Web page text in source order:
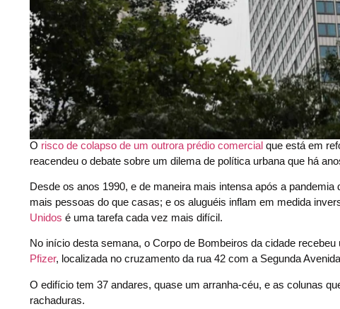
O risco de colapso de um outrora prédio comercial que está em
reacendeu o debate sobre um dilema de política urbana que há
Desde os anos 1990, e de maneira mais intensa após a
mais pessoas do que casas; e os aluguéis inflam em medida
Unidos é uma tarefa cada vez mais difícil.
No início desta semana, o Corpo de Bombeiros da cidade
Pfizer, localizada no cruzamento da rua 42 com a Segunda
O edifício tem 37 andares, quase um arranha-céu, e as colunas
rachaduras.